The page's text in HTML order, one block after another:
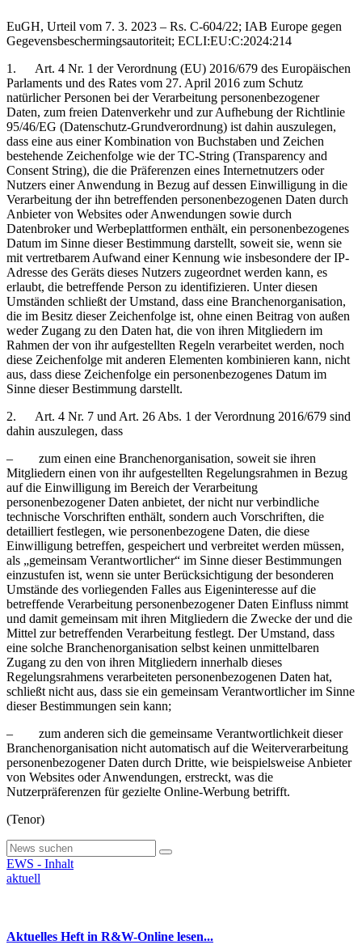
EuGH, Urteil vom 7. 3. 2023 – Rs. C-604/22; IAB Europe gegen
Gegevensbeschermingsautoriteit; ECLI:EU:C:2024:214
1. Art. 4 Nr. 1 der Verordnung (EU) 2016/679 des Europäischen
Parlaments und des Rates vom 27. April 2016 zum Schutz
natürlicher Personen bei der Verarbeitung personenbezogener
Daten, zum freien Datenverkehr und zur Aufhebung der Richtlinie
95/46/EG (Datenschutz-Grundverordnung) ist dahin auszulegen,
dass eine aus einer Kombination von Buchstaben und Zeichen
bestehende Zeichenfolge wie der TC-String (Transparency and
Consent String), die die Präferenzen eines Internetnutzers oder
Nutzers einer Anwendung in Bezug auf dessen Einwilligung in die
Verarbeitung der ihn betreffenden personenbezogenen Daten durch
Anbieter von Websites oder Anwendungen sowie durch
Datenbroker und Werbeplattformen enthält, ein personenbezogenes
Datum im Sinne dieser Bestimmung darstellt, soweit sie, wenn sie
mit vertretbarem Aufwand einer Kennung wie insbesondere der IP-
Adresse des Geräts dieses Nutzers zugeordnet werden kann, es
erlaubt, die betreffende Person zu identifizieren. Unter diesen
Umständen schließt der Umstand, dass eine Branchenorganisation,
die im Besitz dieser Zeichenfolge ist, ohne einen Beitrag von außen
weder Zugang zu den Daten hat, die von ihren Mitgliedern im
Rahmen der von ihr aufgestellten Regeln verarbeitet werden, noch
diese Zeichenfolge mit anderen Elementen kombinieren kann, nicht
aus, dass diese Zeichenfolge ein personenbezogenes Datum im
Sinne dieser Bestimmung darstellt.
2. Art. 4 Nr. 7 und Art. 26 Abs. 1 der Verordnung 2016/679 sind
dahin auszulegen, dass
– zum einen eine Branchenorganisation, soweit sie ihren
Mitgliedern einen von ihr aufgestellten Regelungsrahmen in Bezug
auf die Einwilligung im Bereich der Verarbeitung
personenbezogener Daten anbietet, der nicht nur verbindliche
technische Vorschriften enthält, sondern auch Vorschriften, die
detailliert festlegen, wie personenbezogene Daten, die diese
Einwilligung betreffen, gespeichert und verbreitet werden müssen,
als „gemeinsam Verantwortlicher“ im Sinne dieser Bestimmungen
einzustufen ist, wenn sie unter Berücksichtigung der besonderen
Umstände des vorliegenden Falles aus Eigeninteresse auf die
betreffende Verarbeitung personenbezogener Daten Einfluss nimmt
und damit gemeinsam mit ihren Mitgliedern die Zwecke der und die
Mittel zur betreffenden Verarbeitung festlegt. Der Umstand, dass
eine solche Branchenorganisation selbst keinen unmittelbaren
Zugang zu den von ihren Mitgliedern innerhalb dieses
Regelungsrahmens verarbeiteten personenbezogenen Daten hat,
schließt nicht aus, dass sie ein gemeinsam Verantwortlicher im Sinne
dieser Bestimmungen sein kann;
– zum anderen sich die gemeinsame Verantwortlichkeit dieser
Branchenorganisation nicht automatisch auf die Weiterverarbeitung
personenbezogener Daten durch Dritte, wie beispielsweise Anbieter
von Websites oder Anwendungen, erstreckt, was die
Nutzerpräferenzen für gezielte Online-Werbung betrifft.
(Tenor)
EWS - Inhalt
aktuell
Aktuelles Heft in R&W-Online lesen...